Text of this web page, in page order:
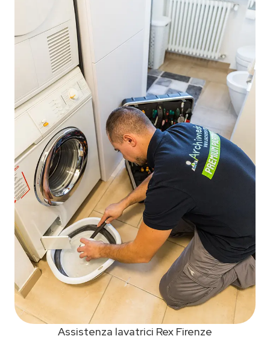
Assistenza lavatrici Rex Firenze